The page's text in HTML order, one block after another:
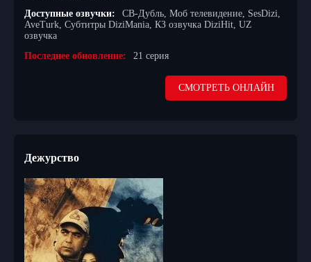
Доступные озвучки:
СВ-Дубль, Моб телевидение, SesDizi,
AveTurk, Субтитры DiziMania, КЗ озвучка DiziHit, UZ
озвучка
Последнее обновление:
21 серия
СМОТРЕТЬ ОНЛАЙН
Дежурство